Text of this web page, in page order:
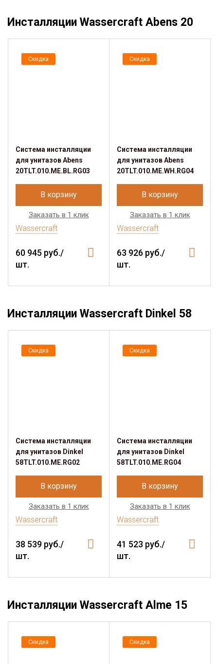
Инсталляции Wassercraft Abens 20
Скидка
Система инсталляции
для унитазов Abens
20TLT.010.ME.BL.RG03
В корзину
Заказать в 1 клик
Wassercraft
60 945 руб./
шт.
Скидка
Система инсталляции
для унитазов Abens
20TLT.010.ME.WH.RG04
В корзину
Заказать в 1 клик
Wassercraft
63 926 руб./
шт.
Инсталляции Wassercraft Dinkel 58
Скидка
Система инсталляции
для унитазов Dinkel
58TLT.010.ME.RG02
В корзину
Заказать в 1 клик
Wassercraft
38 539 руб./
шт.
Скидка
Система инсталляции
для унитазов Dinkel
58TLT.010.ME.RG04
В корзину
Заказать в 1 клик
Wassercraft
41 523 руб./
шт.
Инсталляции Wassercraft Alme 15
Скидка Скидка